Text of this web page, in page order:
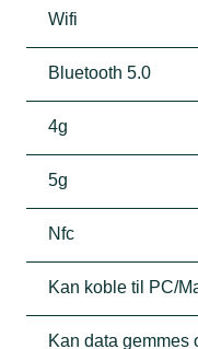
Wifi
Bluetooth 5.0
4g
5g
Nfc
Kan koble til PC/
Kan data gemmes